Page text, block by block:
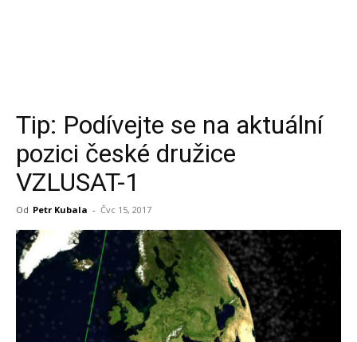
Tip: Podívejte se na aktuální
pozici české družice
VZLUSAT-1
Od Petr Kubala - Čvc 15, 2017